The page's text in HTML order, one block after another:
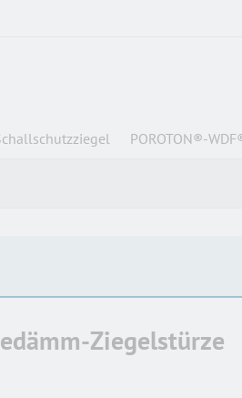
POROTON®-
Ziegelstürze